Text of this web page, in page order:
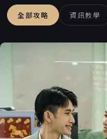
全部攻略 資訊教學